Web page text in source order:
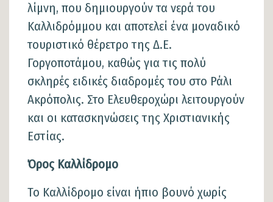
λίμνη, που δημιουργούν τα νερά του
Καλλιδρόμμου και αποτελεί ένα μοναδικό
τουριστικό θέρετρο της Δ.Ε.
Γοργοποτάμου, καθώς για τις πολύ
σκληρές ειδικές διαδρομές του στο Ράλι
Ακρόπολις. Στο Ελευθεροχώρι λειτουργούν
και οι κατασκηνώσεις της Χριστιανικής
Εστίας.
Όρος Καλλίδρομο
Το Καλλίδρομο είναι ήπιο βουνό χωρίς